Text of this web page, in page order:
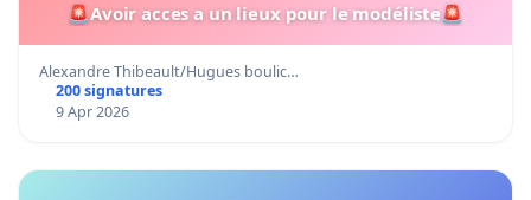
🚨Avoir acces a un lieux pour le modéliste🚨
Alexandre Thibeault/Hugues boulic…
200 signatures
9 Apr 2026